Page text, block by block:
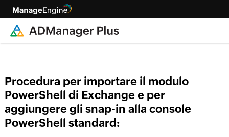
Procedura per importare il modulo
PowerShell di Exchange e per
aggiungere gli snap-in alla console
PowerShell standard: